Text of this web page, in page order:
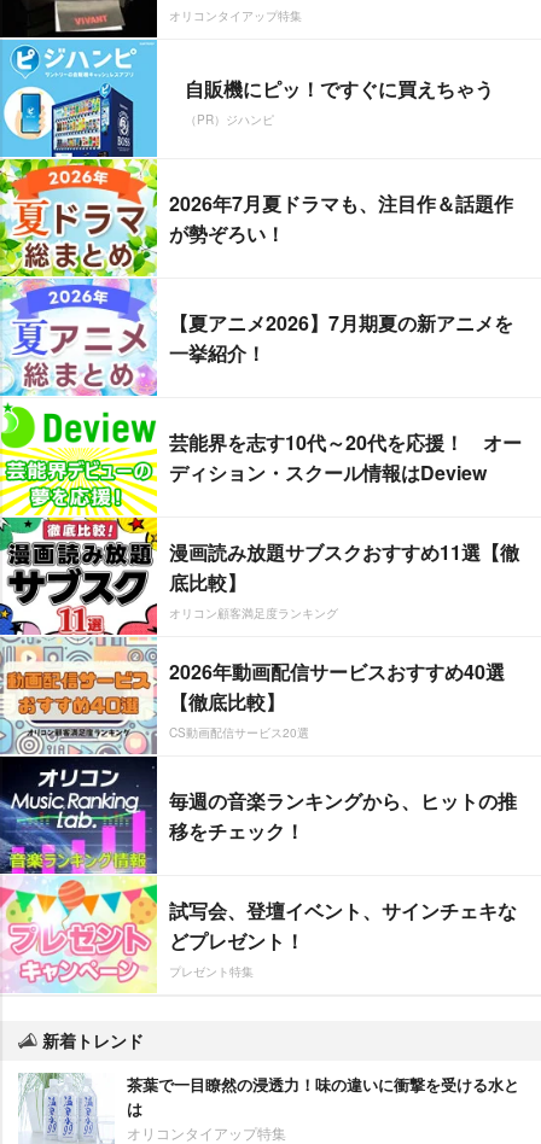
オリコンタイアップ特集
自販機にピッ！ですぐに買えちゃう
（PR）ジハンピ
2026年7月夏ドラマも、注目作＆話題作
が勢ぞろい！
【夏アニメ2026】7月期夏の新アニメを
一挙紹介！
芸能界を志す10代～20代を応援！ オー
ディション・スクール情報はDeview
漫画読み放題サブスクおすすめ11選【徹
底比較】
オリコン顧客満足度ランキング
2026年動画配信サービスおすすめ40選
【徹底比較】
CS動画配信サービス20選
毎週の音楽ランキングから、ヒットの推
移をチェック！
試写会、登壇イベント、サインチェキな
どプレゼント！
プレゼント特集
新着トレンド
茶葉で一目瞭然の浸透力！味の違いに衝撃を受ける水と
は
オリコンタイアップ特集